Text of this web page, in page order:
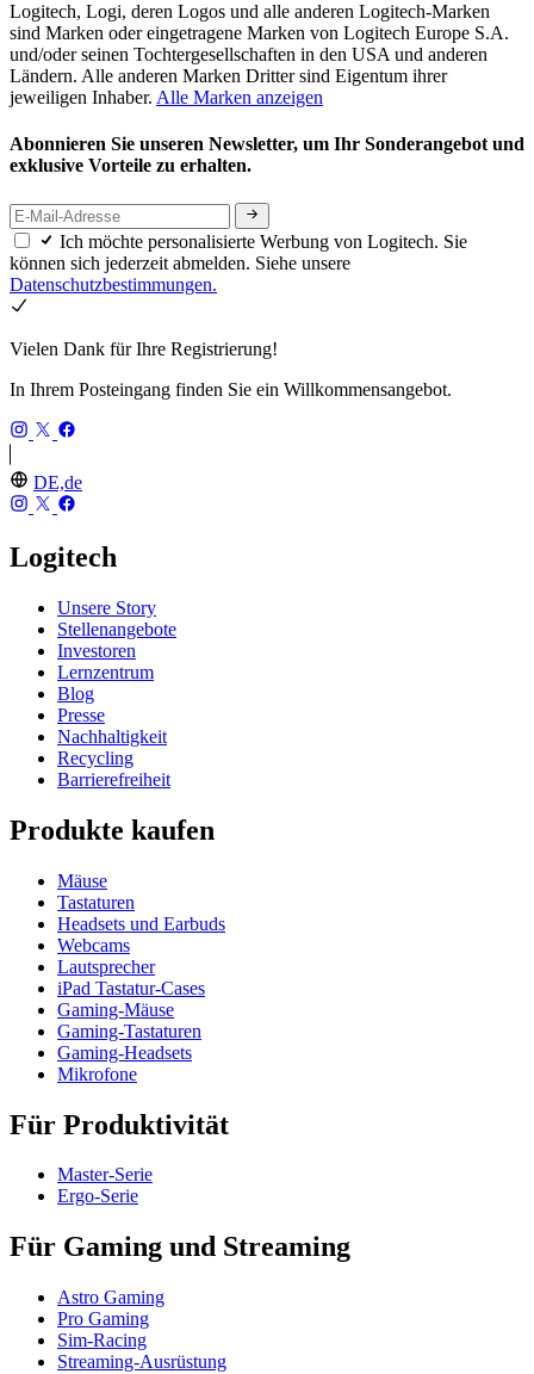
Logitech, Logi, deren Logos und alle anderen Logitech-Marken
sind Marken oder eingetragene Marken von Logitech Europe S.A.
und/oder seinen Tochtergesellschaften in den USA und anderen
Ländern. Alle anderen Marken Dritter sind Eigentum ihrer
jeweiligen Inhaber. Alle Marken anzeigen
Abonnieren Sie unseren Newsletter, um Ihr Sonderangebot und
exklusive Vorteile zu erhalten.
Ich möchte personalisierte Werbung von Logitech. Sie
können sich jederzeit abmelden. Siehe unsere
Datenschutzbestimmungen.
Vielen Dank für Ihre Registrierung!
In Ihrem Posteingang finden Sie ein Willkommensangebot.
DE,de
Logitech
Unsere Story
Stellenangebote
Investoren
Lernzentrum
Blog
Presse
Nachhaltigkeit
Recycling
Barrierefreiheit
Produkte kaufen
Mäuse
Tastaturen
Headsets und Earbuds
Webcams
Lautsprecher
iPad Tastatur-Cases
Gaming-Mäuse
Gaming-Tastaturen
Gaming-Headsets
Mikrofone
Für Produktivität
Master-Serie
Ergo-Serie
Für Gaming und Streaming
Astro Gaming
Pro Gaming
Sim-Racing
Streaming-Ausrüstung